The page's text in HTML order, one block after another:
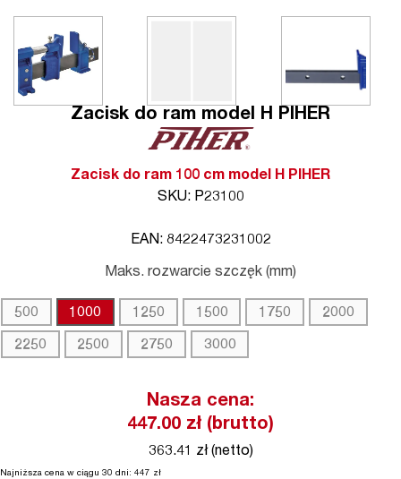
Zacisk do ram model H PIHER
Zacisk do ram 100 cm model H PIHER
SKU: P23100
EAN: 8422473231002
Maks. rozwarcie szczęk (mm)
500 1000 1250 1500 1750 2000
2250 2500 2750 3000
Nasza cena:
447.00 zł (brutto)
363.41 zł (netto)
Najniższa cena w ciągu 30 dni: 447 zł